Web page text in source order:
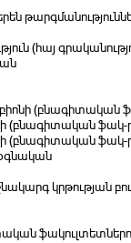
(հայ
(բնագիտական
(բնագիտական
(բնագիտական
կրթության